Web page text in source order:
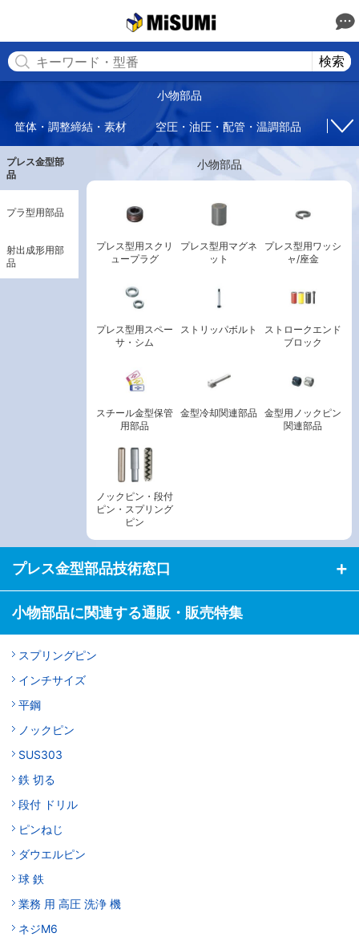
検索
小物部品
筐体・調整締結・素材 空圧・油圧・配管・温調部品 回転
プレス金型部
品
プラ型用部品
射出成形用部
品
小物部品
プレス型用スクリ
ュープラグ
プレス型用マグネ
ット
プレス型用ワッシ
ャ/座金
プレス型用スペー
サ・シム
ストリッパボルト
ストロークエンド
ブロック
スチール金型保管
用部品
金型冷却関連部品
金型用ノックピン
関連部品
ノックピン・段付
ピン・スプリング
ピン
プレス金型部品技術窓口
小物部品に関連する通販・販売特集
スプリングピン
インチサイズ
平鋼
ノックピン
SUS303
鉄 切る
段付 ドリル
ピンねじ
ダウエルピン
球 鉄
業務 用 高圧 洗浄 機
ネジM6